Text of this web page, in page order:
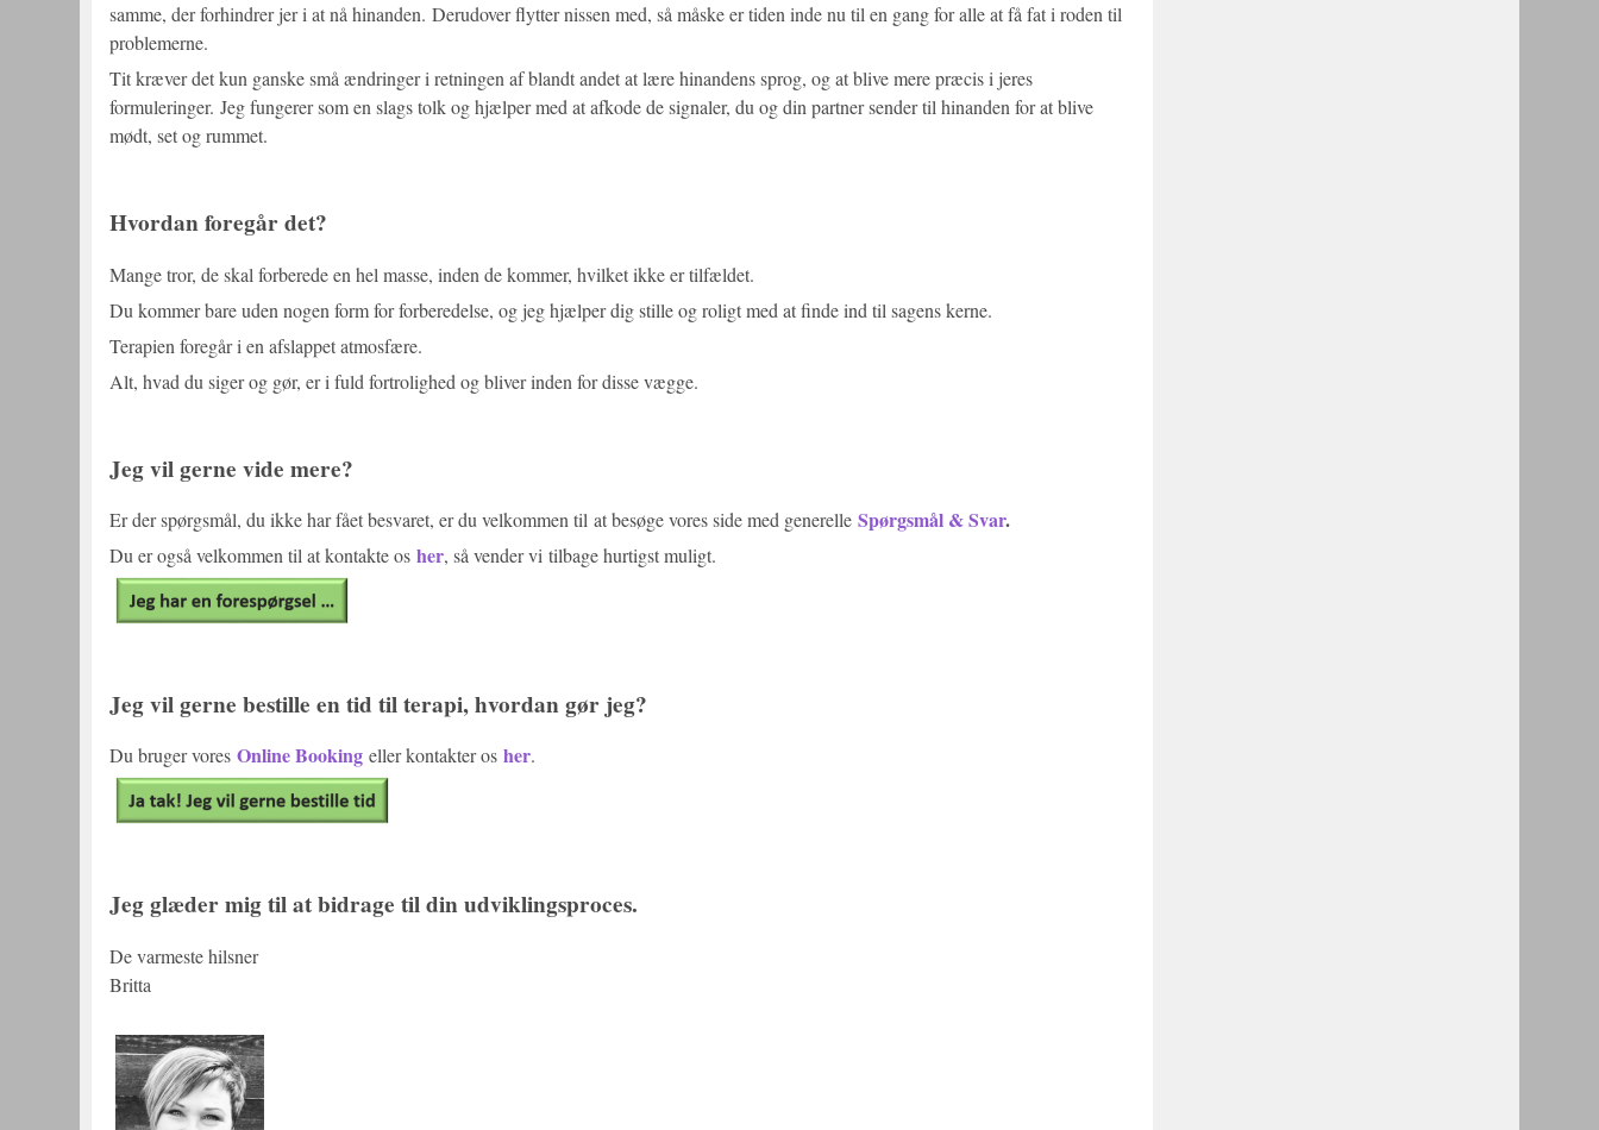
samme, der forhindrer jer i at nå hinanden. Derudover flytter nissen med, så måske er tiden inde nu til en gang for alle at få fat i roden til
problemerne.
Tit kræver det kun ganske små ændringer i retningen af blandt andet at lære hinandens sprog, og at blive mere præcis i jeres
formuleringer. Jeg fungerer som en slags tolk og hjælper med at afkode de signaler, du og din partner sender til hinanden for at blive
mødt, set og rummet.
Hvordan foregår det?
Mange tror, de skal forberede en hel masse, inden de kommer, hvilket ikke er tilfældet.
Du kommer bare uden nogen form for forberedelse, og jeg hjælper dig stille og roligt med at finde ind til sagens kerne.
Terapien foregår i en afslappet atmosfære.
Alt, hvad du siger og gør, er i fuld fortrolighed og bliver inden for disse vægge.
Jeg vil gerne vide mere?
Er der spørgsmål, du ikke har fået besvaret, er du velkommen til at besøge vores side med generelleSpørgsmål & Svar.
Du er også velkommen til at kontakte osher, så vender vi tilbage hurtigst muligt.
Jeg vil gerne bestille en tid til terapi, hvordan gør jeg?
Du bruger voresOnline Booking eller kontakter osher.
Jeg glæder mig til at bidrage til din udviklingsproces.
De varmeste hilsner
Britta